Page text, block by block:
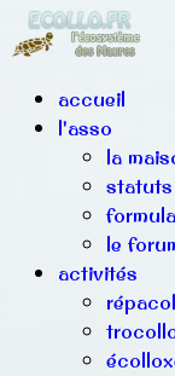
accueil
l'asso
la
statuts
le
activités